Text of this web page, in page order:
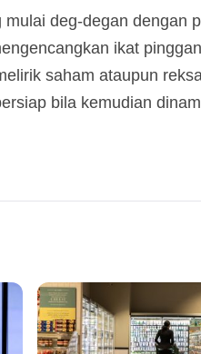
deg-degan dengan
ikat
saham ataupun
bila kemudian